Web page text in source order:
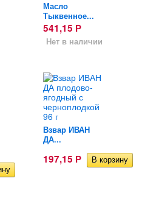
Масло
Тыквенное...
541,15 Р
Нет в наличии
Взвар ИВАН
ДА...
197,15 Р